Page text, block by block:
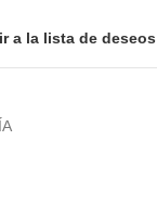
a la lista de deseos